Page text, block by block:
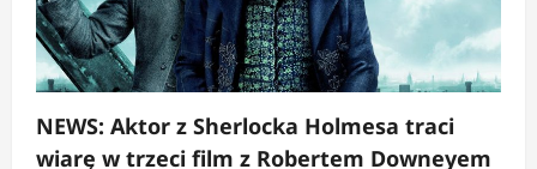
NEWS: Aktor z Sherlocka Holmesa traci
wiarę w trzeci film z Robertem Downeyem